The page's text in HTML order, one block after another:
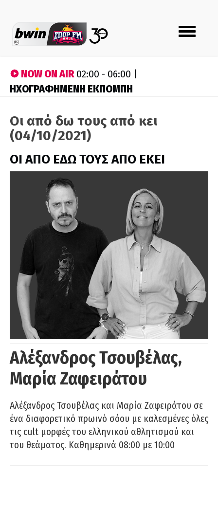
Toggle
navigation
NOW ON AIR02:00 - 06:00 |
ΗΧΟΓΡΑΦΗΜΕΝΗ ΕΚΠΟΜΠΗ
Οι από δω τους από κει
(04/10/2021)
ΟΙ ΑΠΟ ΕΔΩ ΤΟΥΣ ΑΠΟ ΕΚΕΙ
Αλέξανδρος Τσουβέλας,
Μαρία Ζαφειράτου
Αλέξανδρος Τσουβέλας και Μαρία Ζαφειράτου σε
ένα διαφορετικό πρωινό σόου με καλεσμένες όλες
τις cult μορφές του ελληνικού αθλητισμού και
του θεάματος. Καθημερινά 08:00 με 10:00